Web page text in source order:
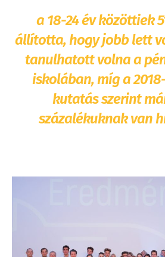
a 18-24 év közöttiek
állította, hogy jobb lett
tanulhatott volna a
iskolában, míg a
kutatás szerint
százalékuknak van